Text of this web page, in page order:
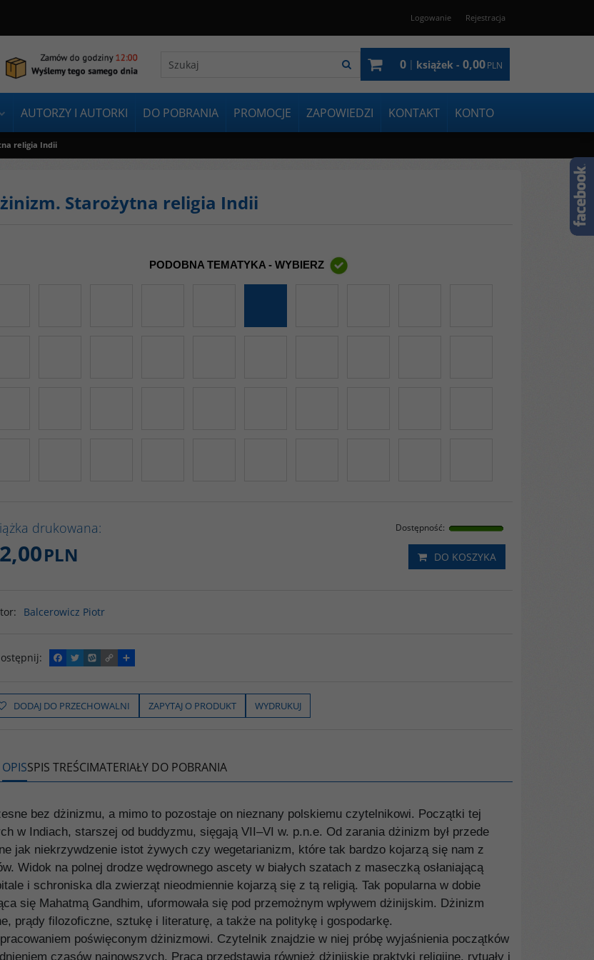
Logowanie Rejestracja
0 | książek - 0,00PLN
AUTORZY I AUTORKI DO POBRANIA PROMOCJE ZAPOWIEDZI KONTAKT KONTO
religia Indii
Starożytna religia Indii
PODOBNA TEMATYKA - WYBIERZ
drukowana: Dostępność:
PLN DO KOSZYKA
: Balcerowicz Piotr
:
F
a
e
b
o
T
w
t
t
e
W
y
o
p
C
o
y
L
i
P
o
z
i
e
ę
DODAJ DO PRZECHOWALNI ZAPYTAJ O PRODUKT WYDRUKUJ
OPISSPIS TREŚCIMATERIAŁY DO POBRANIA
bez dżinizmu, a mimo to pozostaje on nieznany polskiemu czytelnikowi. Początki tej
w Indiach, starszej od buddyzmu, sięgają VII–VI w. p.n.e. Od zarania dżinizm był przede
jak niekrzywdzenie istot żywych czy wegetarianizm, które tak bardzo kojarzą się nam z
Widok na polnej drodze wędrownego ascety w białych szatach z maseczką osłaniającą
i schroniska dla zwierząt nieodmiennie kojarzą się z tą religią. Tak popularna w dobie
się Mahatmą Gandhim, uformowała się pod przemożnym wpływem dżinijskim. Dżinizm
prądy filozoficzne, sztukę i literaturę, a także na politykę i gospodarkę.
poświęconym dżinizmowi. Czytelnik znajdzie w niej próbę wyjaśnienia początków
czasów najnowszych. Praca przedstawia również dżinijskie praktyki religijne, rytuały i